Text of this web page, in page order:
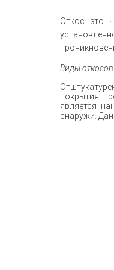
Откос это
Виды откосов
покрытия
является
снаружи.